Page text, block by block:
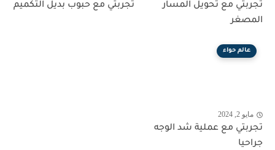
تجربتي مع تحويل المسار
المصغر
تجربتي مع حبوب بديل التكميم
عالم حواء
مايو 2, 2024
تجربتي مع عملية شد الوجه
جراحيا